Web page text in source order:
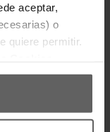
aceptar,
o
quiere permitir.
unidades en stock
TOMMY HILFIGER
89,95 €